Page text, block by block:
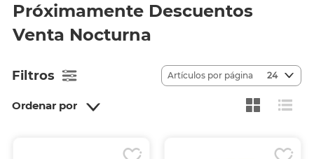
Próximamente Descuentos
Venta Nocturna
Filtros
Ordenar por
Artículos por página 24